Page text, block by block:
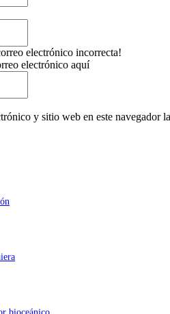
electrónico incorrecta!
electrónico aquí
y sitio web en este navegador